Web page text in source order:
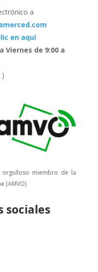
a
en aquí
Viernes de 9:00 a
)
orgulloso miembro de la
(AMVO)
sociales